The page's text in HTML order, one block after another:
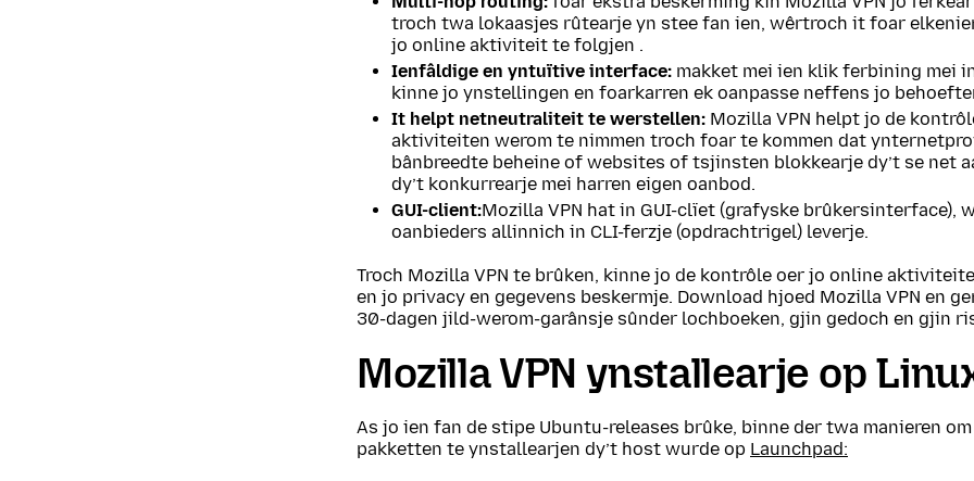
troch twa lokaasjes rûtearje yn stee fan ien, wêrtroch it foar
jo online aktiviteit te folgjen .
Ienfâldige en yntuïtive interface: makket mei ien klik ferbining mei
kinne jo ynstellingen en foarkarren ek oanpasse neffens jo
It helpt netneutraliteit te werstellen: Mozilla VPN helpt jo de
aktiviteiten werom te nimmen troch foar te kommen dat
bânbreedte beheine of websites of tsjinsten blokkearje dy’t se net
dy’t konkurrearje mei harren eigen oanbod.
GUI-client:Mozilla VPN hat in GUI-clïet (grafyske brûkersinterface),
oanbieders allinnich in CLI-ferzje (opdrachtrigel) leverje.
Troch Mozilla VPN te brûken, kinne jo de kontrôle oer jo online
en jo privacy en gegevens beskermje. Download hjoed Mozilla VPN en
30-dagen jild-werom-garânsje sûnder lochboeken, gjin gedoch en gjin
Mozilla VPN ynstallearje op
As jo ien fan de stipe Ubuntu-releases brûke, binne der twa manieren
pakketten te ynstallearjen dy’t host wurde op Launchpad: